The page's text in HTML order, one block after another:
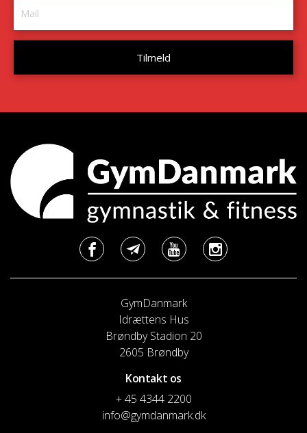
GymDanmark
Idrættens Hus
Brøndby Stadion 20
2605 Brøndby
Kontakt os
+ 45 4344 2200
info@gymdanmark.dk